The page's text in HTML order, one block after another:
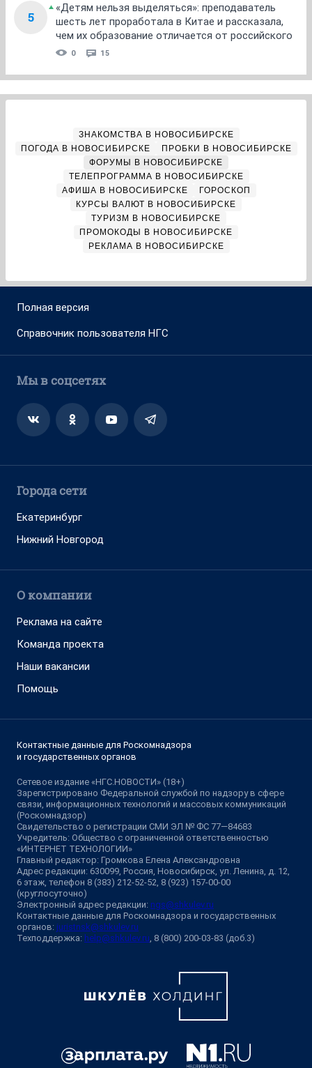
5
«Детям нельзя выделяться»: преподаватель
шесть лет проработала в Китае и рассказала,
чем их образование отличается от российского
0 15
ЗНАКОМСТВА В НОВОСИБИРСКЕ
ПОГОДА В НОВОСИБИРСКЕ
ПРОБКИ В НОВОСИБИРСКЕ
ФОРУМЫ В НОВОСИБИРСКЕ
ТЕЛЕПРОГРАММА В НОВОСИБИРСКЕ
АФИША В НОВОСИБИРСКЕ
ГОРОСКОП
КУРСЫ ВАЛЮТ В НОВОСИБИРСКЕ
ТУРИЗМ В НОВОСИБИРСКЕ
ПРОМОКОДЫ В НОВОСИБИРСКЕ
РЕКЛАМА В НОВОСИБИРСКЕ
Полная версия
Справочник пользователя НГС
Мы в соцсетях
Города сети
Екатеринбург
Нижний Новгород
О компании
Реклама на сайте
Команда проекта
Наши вакансии
Помощь
Контактные данные для Роскомнадзора
и государственных органов
Сетевое издание «НГС.НОВОСТИ» (18+)
Зарегистрировано Федеральной службой по надзору в сфере
связи, информационных технологий и массовых коммуникаций
(Роскомнадзор)
Свидетельство о регистрации СМИ ЭЛ № ФС 77—84683
Учредитель: Общество с ограниченной ответственностью
«ИНТЕРНЕТ ТЕХНОЛОГИИ»
Главный редактор: Громкова Елена Александровна
Адрес редакции: 630099, Россия, Новосибирск, ул. Ленина, д. 12,
6 этаж, телефон 8 (383) 212-52-52, 8 (923) 157-00-00
(круглосуточно)
Электронный адрес редакции: ngs@shkulev.ru
Контактные данные для Роскомнадзора и государственных
органов: juristnsk@shkulev.ru
Техподдержка: help@shkulev.ru , 8 (800) 200-03-83 (доб.3)